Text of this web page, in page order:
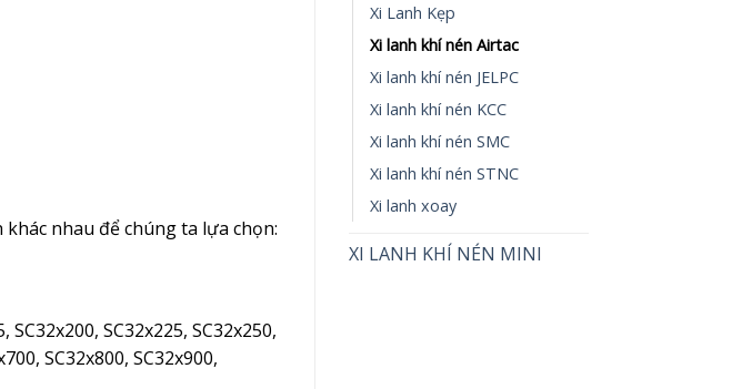
nhau để chúng ta lựa chọn:
SC32x200, SC32x225, SC32x250,
SC32x800, SC32x900,
Xi Lanh Kẹp
Xi lanh khí nén Airtac
Xi lanh khí nén JELPC
Xi lanh khí nén KCC
Xi lanh khí nén SMC
Xi lanh khí nén STNC
Xi lanh xoay
XI LANH KHÍ NÉN MINI